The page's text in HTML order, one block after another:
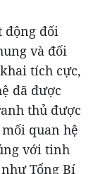
động đối
và đối
tích cực,
đã được
thủ được
quan hệ
với tinh
Tổng Bí